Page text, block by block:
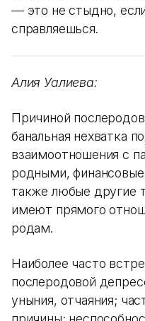
— это не стыдно,
справляешься.
Алия Уалиева:
Причиной
банальная нехватка
взаимоотношения с
родными,
также любые другие
имеют прямого
родам.
Наиболее часто
послеродовой
уныния, отчаяния;